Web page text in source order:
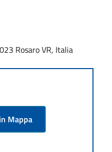
Rosaro VR, Italia
Mappa